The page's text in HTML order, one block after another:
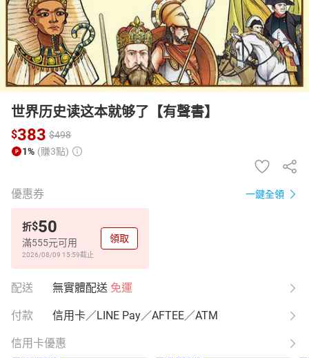
世界历史读这本就够了【有聲書】
$383 $498
1% (賺3點)
優惠券 一鍵全領
折$50
滿555元可用
2026/08/09 15:59截止
領取
配送 無實體配送 免運
付款 信用卡／LINE Pay／AFTEE／ATM
信用卡優惠